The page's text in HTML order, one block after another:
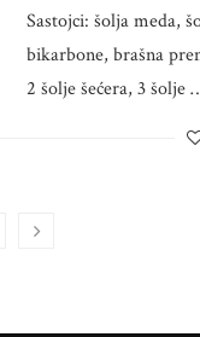
Sastojci: šolja meda,
bikarbone, brašna
2 šolje šećera, 3 šolje